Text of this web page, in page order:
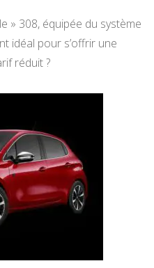
» 308, équipée du système
idéal pour s’offrir une
réduit ?